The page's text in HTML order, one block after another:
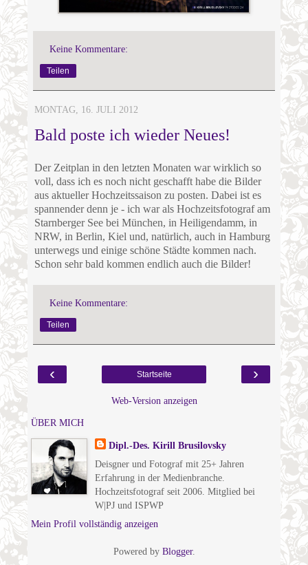
Keine Kommentare:
Teilen
MONTAG, 16. JULI 2012
Bald poste ich wieder Neues!
Der Zeitplan in den letzten Monaten war wirklich so
voll, dass ich es noch nicht geschafft habe die Bilder
aus aktueller Hochzeitssaison zu posten. Dabei ist es
spannender denn je - ich war als Hochzeitsfotograf am
Starnberger See bei München, in Heiligendamm, in
NRW, in Berlin, Kiel und, natürlich, auch in Hamburg
unterwegs und einige schöne Städte kommen nach.
Schon sehr bald kommen endlich auch die Bilder!
Keine Kommentare:
Teilen
‹ ›
Startseite
Web-Version anzeigen
ÜBER MICH
Dipl.-Des. Kirill Brusilovsky
Deisgner und Fotograf mit 25+ Jahren
Erfahrung in der Medienbranche.
Hochzeitsfotograf seit 2006. Mitglied bei
W|PJ und ISPWP
Mein Profil vollständig anzeigen
Powered by Blogger.